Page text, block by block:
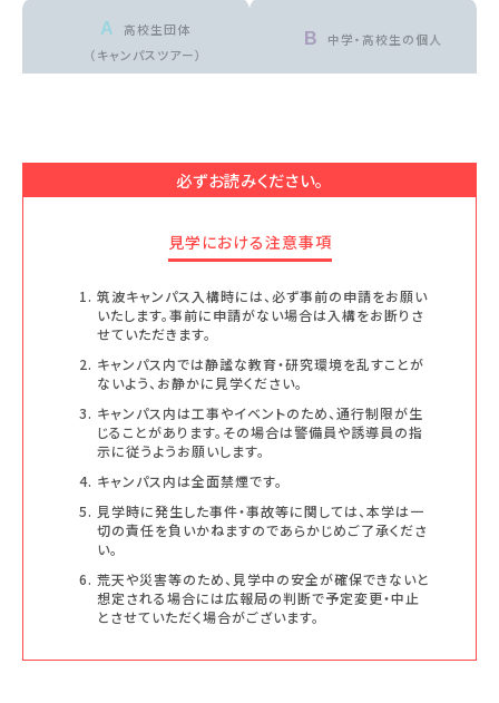
A 高校生団体
（キャンパスツアー）
B 中学・高校生の個人
必ずお読みください。
見学における注意事項
筑波キャンパス入構時には、必ず事前の申請をお願い
いたします。事前に申請がない場合は入構をお断りさ
せていただきます。
キャンパス内では静謐な教育・研究環境を乱すことが
ないよう、お静かに見学ください。
キャンパス内は工事やイベントのため、通行制限が生
じることがあります。その場合は警備員や誘導員の指
示に従うようお願いします。
キャンパス内は全面禁煙です。
見学時に発生した事件・事故等に関しては、本学は一
切の責任を負いかねますのであらかじめご了承くださ
い。
荒天や災害等のため、見学中の安全が確保できないと
想定される場合には広報局の判断で予定変更・中止
とさせていただく場合がございます。